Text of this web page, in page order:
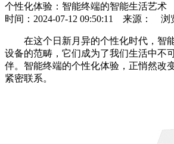
个性化体验：智能终端的智能生活艺术
时间：2024-07-12 09:50:11
来源： 浏
在这个日新月异的个性化时代，智
设备的范畴，它们成为了我们生活中不
伴。智能终端的个性化体验，正悄然改
紧密联系。